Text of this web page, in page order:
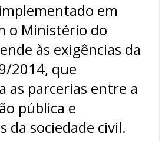
em
o Ministério do
às exigências da
2014, que
as parcerias entre a
pública e
da sociedade civil.